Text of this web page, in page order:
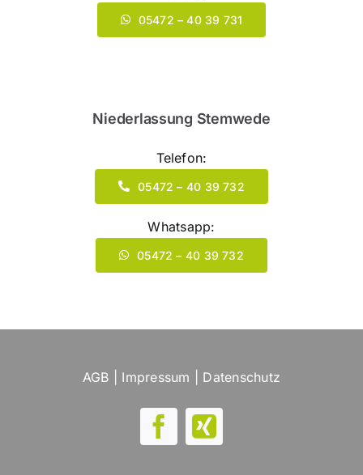
05472 – 40 39 731
Niederlassung Stemwede
Telefon:
05472 – 40 39 732
Whatsapp:
05472 – 40 39 732
AGB Impressum Datenschutz